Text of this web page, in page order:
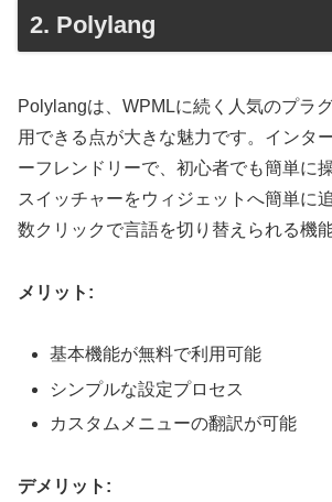
2. Polylang
Polylangは、WPMLに続く人気のプラ
用できる点が大きな魅力です。インタ
ーフレンドリーで、初心者でも簡単に
スイッチャーをウィジェットへ簡単に
数クリックで言語を切り替えられる機
メリット:
基本機能が無料で利用可能
シンプルな設定プロセス
カスタムメニューの翻訳が可能
デメリット: